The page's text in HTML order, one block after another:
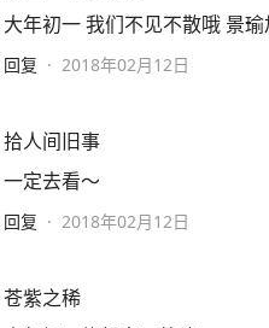
大年初一 我们不见不散哦 景
回复 · 2018年02月12日
拾人间旧事
一定去看～
回复 · 2018年02月12日
苍紫之稀